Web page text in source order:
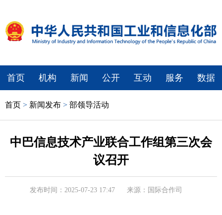
首页 机构 新闻 公开 互动 服务 数据
首页 > 新闻发布 > 部领导活动
中巴信息技术产业联合工作组第三次会
议召开
发布时间：2025-07-23 17:47 来源：国际合作司